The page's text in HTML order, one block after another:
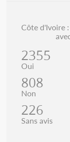
Côte d'Ivoire
2355
Oui
808
Non
226
Sans avis